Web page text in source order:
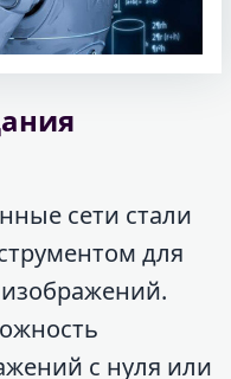
сети стали
для
с нуля или